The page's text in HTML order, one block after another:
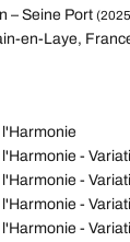
– Seine Port
en-Laye,
-
-
-
-